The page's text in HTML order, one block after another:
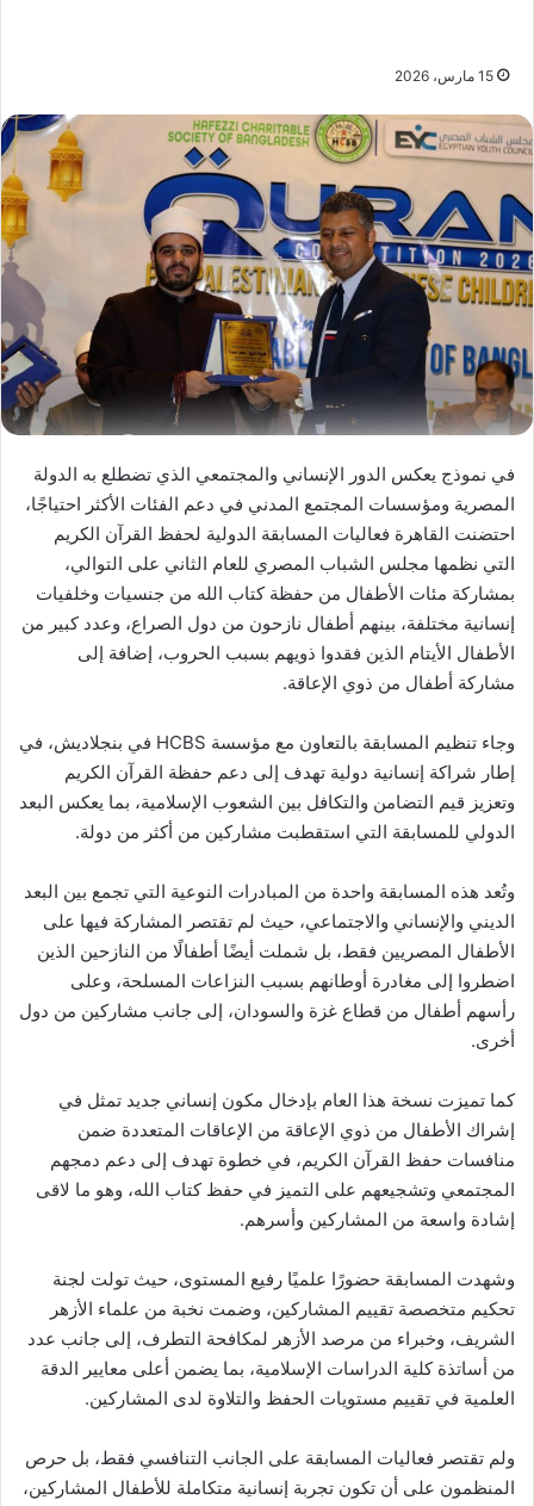
15 مارس، 2026
في نموذج يعكس الدور الإنساني والمجتمعي الذي تضطلع به الدولة
المصرية ومؤسسات المجتمع المدني في دعم الفئات الأكثر احتياجًا،
احتضنت القاهرة فعاليات المسابقة الدولية لحفظ القرآن الكريم
التي نظمها مجلس الشباب المصري للعام الثاني على التوالي،
بمشاركة مئات الأطفال من حفظة كتاب الله من جنسيات وخلفيات
إنسانية مختلفة، بينهم أطفال نازحون من دول الصراع، وعدد كبير من
الأطفال الأيتام الذين فقدوا ذويهم بسبب الحروب، إضافة إلى
مشاركة أطفال من ذوي الإعاقة.
وجاء تنظيم المسابقة بالتعاون مع مؤسسة HCBS في بنجلاديش، في
إطار شراكة إنسانية دولية تهدف إلى دعم حفظة القرآن الكريم
وتعزيز قيم التضامن والتكافل بين الشعوب الإسلامية، بما يعكس البعد
الدولي للمسابقة التي استقطبت مشاركين من أكثر من دولة.
وتُعد هذه المسابقة واحدة من المبادرات النوعية التي تجمع بين البعد
الديني والإنساني والاجتماعي، حيث لم تقتصر المشاركة فيها على
الأطفال المصريين فقط، بل شملت أيضًا أطفالًا من النازحين الذين
اضطروا إلى مغادرة أوطانهم بسبب النزاعات المسلحة، وعلى
رأسهم أطفال من قطاع غزة والسودان، إلى جانب مشاركين من دول
أخرى.
كما تميزت نسخة هذا العام بإدخال مكون إنساني جديد تمثل في
إشراك الأطفال من ذوي الإعاقة من الإعاقات المتعددة ضمن
منافسات حفظ القرآن الكريم، في خطوة تهدف إلى دعم دمجهم
المجتمعي وتشجيعهم على التميز في حفظ كتاب الله، وهو ما لاقى
إشادة واسعة من المشاركين وأسرهم.
وشهدت المسابقة حضورًا علميًا رفيع المستوى، حيث تولت لجنة
تحكيم متخصصة تقييم المشاركين، وضمت نخبة من علماء الأزهر
الشريف، وخبراء من مرصد الأزهر لمكافحة التطرف، إلى جانب عدد
من أساتذة كلية الدراسات الإسلامية، بما يضمن أعلى معايير الدقة
العلمية في تقييم مستويات الحفظ والتلاوة لدى المشاركين.
ولم تقتصر فعاليات المسابقة على الجانب التنافسي فقط، بل حرص
المنظمون على أن تكون تجربة إنسانية متكاملة للأطفال المشاركين،